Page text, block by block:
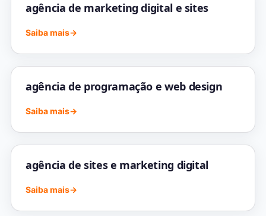
agência de marketing digital e sites
Saiba mais→
agência de programação e web design
Saiba mais→
agência de sites e marketing digital
Saiba mais→